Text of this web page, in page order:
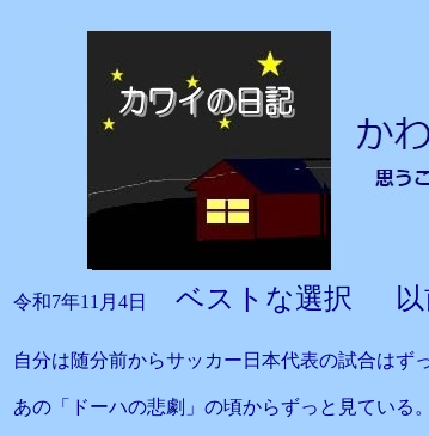
令和7年11月4日 ベストな選択 以
自分は随分前からサッカー日本代表の試合はず
あの「ドーハの悲劇」の頃からずっと見ている。